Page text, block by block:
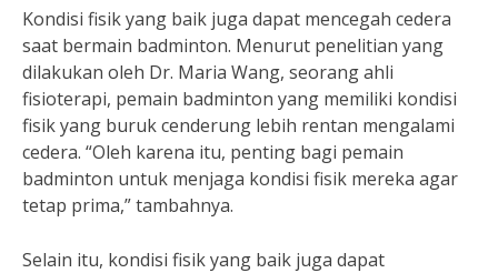
Kondisi fisik yang baik juga dapat mencegah cedera
saat bermain badminton. Menurut penelitian yang
dilakukan oleh Dr. Maria Wang, seorang ahli
fisioterapi, pemain badminton yang memiliki kondisi
fisik yang buruk cenderung lebih rentan mengalami
cedera. “Oleh karena itu, penting bagi pemain
badminton untuk menjaga kondisi fisik mereka agar
tetap prima,” tambahnya.
Selain itu, kondisi fisik yang baik juga dapat